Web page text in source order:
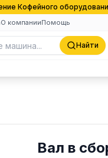
Кофейного
О компанииПомощь
Найти
Вал в